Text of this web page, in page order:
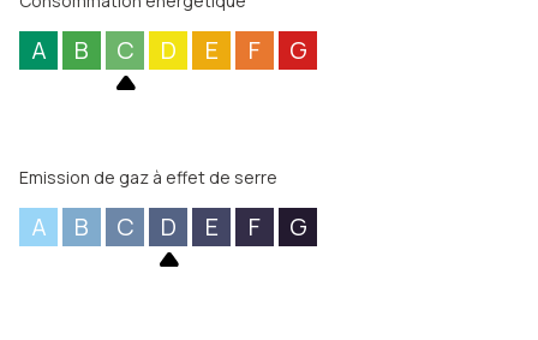
emplacement.
A B C D E F G
Emission de gaz à effet de serre
A B C D E F G